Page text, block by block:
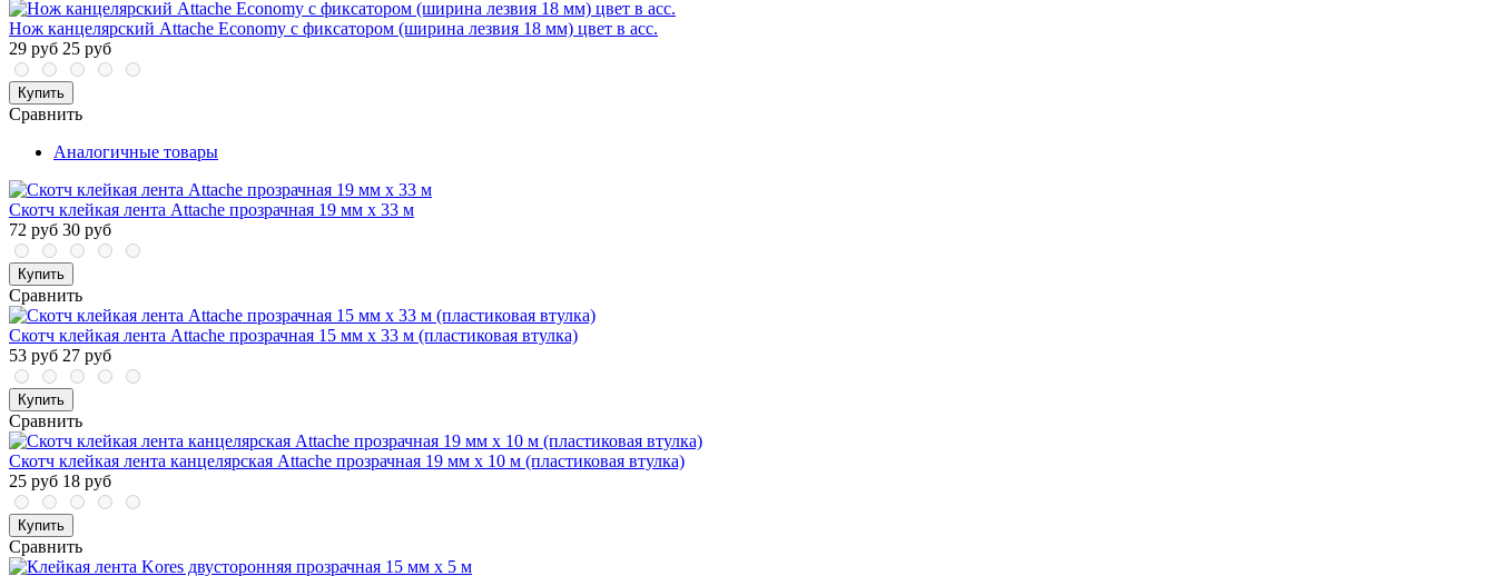
Нож канцелярский Attache Economy с фиксатором (ширина лезвия 18 мм) цвет в асс.
29 руб 25 руб
Купить
Сравнить
Аналогичные товары
Скотч клейкая лента Attache прозрачная 19 мм x 33 м
72 руб 30 руб
Купить
Сравнить
Скотч клейкая лента Attache прозрачная 15 мм х 33 м (пластиковая втулка)
53 руб 27 руб
Купить
Сравнить
Скотч клейкая лента канцелярская Attache прозрачная 19 мм х 10 м (пластиковая втулка)
25 руб 18 руб
Купить
Сравнить